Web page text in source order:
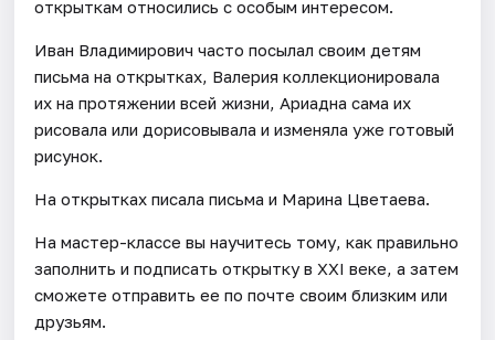
открыткам относились с особым интересом.
Иван Владимирович часто посылал своим детям
письма на открытках, Валерия коллекционировала
их на протяжении всей жизни, Ариадна сама их
рисовала или дорисовывала и изменяла уже готовый
рисунок.
На открытках писала письма и Марина Цветаева.
На мастер-классе вы научитесь тому, как правильно
заполнить и подписать открытку в XXI веке, а затем
сможете отправить ее по почте своим близким или
друзьям.